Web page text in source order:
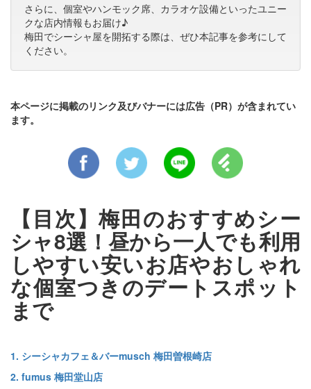
さらに、個室やハンモック席、カラオケ設備といったユニー
クな店内情報もお届け♪
梅田でシーシャ屋を開拓する際は、ぜひ本記事を参考にして
ください。
本ページに掲載のリンク及びバナーには広告（PR）が含まれてい
ます。
【目次】梅田のおすすめシー
シャ8選！昼から一人でも利用
しやすい安いお店やおしゃれ
な個室つきのデートスポット
まで
1. シーシャカフェ＆バーmusch 梅田曽根崎店
2. fumus 梅田堂山店